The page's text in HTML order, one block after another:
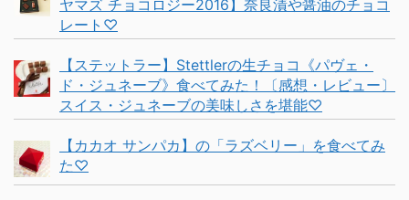
ヤマズ チョコロジー2016】奈良漬や醤油のチョコ
レート♡
【ステットラー】Stettlerの生チョコ《パヴェ・
ド・ジュネーブ》食べてみた！〔感想・レビュー〕
スイス・ジュネーブの美味しさを堪能♡
【カカオ サンパカ】の「ラズベリー」を食べてみ
た♡